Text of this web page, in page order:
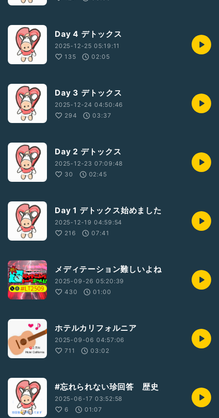
Day 4 デトックス
2025-12-25 05:19:11
135
02:05
Day 3 デトックス
2025-12-24 04:50:46
294
03:37
Day 2 デトックス
2025-12-23 07:09:48
30
02:45
Day 1 デトックス始めました
2025-12-19 04:59:54
216
07:41
メディテーション難しいよね
2025-09-26 05:20:39
430
01:00
ホテルカリフォルニア
2025-09-06 04:57:06
711
03:02
#忘れられない珍回答 歴史
2025-06-17 03:52:58
6
01:07